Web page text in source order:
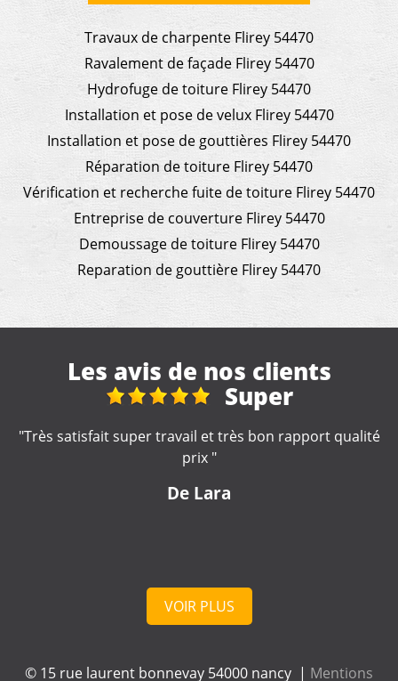
Travaux de charpente Flirey 54470
Ravalement de façade Flirey 54470
Hydrofuge de toiture Flirey 54470
Installation et pose de velux Flirey 54470
Installation et pose de gouttières Flirey 54470
Réparation de toiture Flirey 54470
Vérification et recherche fuite de toiture Flirey 54470
Entreprise de couverture Flirey 54470
Demoussage de toiture Flirey 54470
Reparation de gouttière Flirey 54470
Les avis de nos clients
Travaux de
couverture
"Je recommande, très sérieux !! "
De Marine
VOIR PLUS
© 15 rue laurent bonnevay 54000 nancy | Mentions